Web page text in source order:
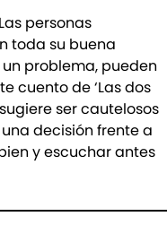
Las personas
toda su buena
problema, pueden
cuento de ‘Las dos
ser cautelosos
decisión frente a
y escuchar antes